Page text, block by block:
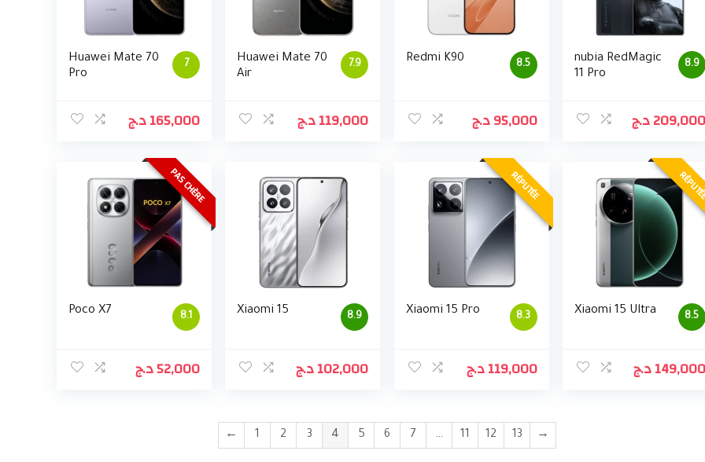
7
Huawei Mate 70
Pro
165,000د.ج
7.9
Huawei Mate 70
Air
119,000د.ج
8.5
Redmi K90
95,000د.ج
8.9
nubia RedMagic
11 Pro
209,000د.ج
PAS CHÈRE
8.1
Poco X7
52,000د.ج
8.9
Xiaomi 15
102,000د.ج
RÉPUTÉE
8.3
Xiaomi 15 Pro
119,000د.ج
8.5
Xiaomi 15 Ultra
149,000د.ج
← 1 2 3 4 5 6 7 … 11 12 13 →